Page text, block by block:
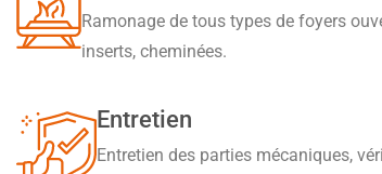
Ramonage de tous types de foyers
inserts, cheminées.
Entretien
Entretien des parties mécaniques,